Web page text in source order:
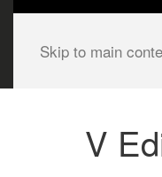
Skip to main
V